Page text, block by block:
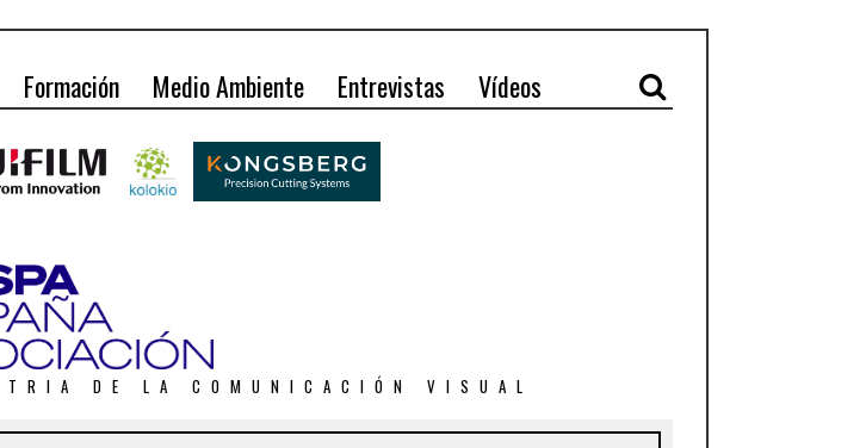
Formación Medio Ambiente Entrevistas Vídeos
DE LA COMUNICACIÓN VISUAL